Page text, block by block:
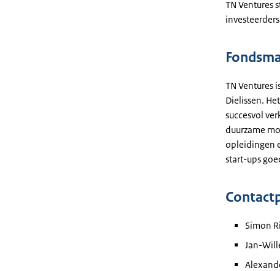
TN Ventures
TN Ventures
Dielissen.
succesvol
duurzame
opleidingen
start-ups
Simon
Jan-